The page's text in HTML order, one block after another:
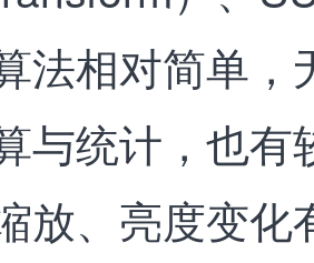
法相对简单
与统计，也
放、亮度变化